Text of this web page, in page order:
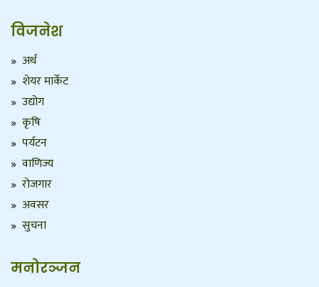
विजनेश
अर्थ
शेयर मार्केट
उद्योग
कृषि
पर्यटन
वाणिज्य
रोजगार
अवसर
सुचना
मनोरञ्जन